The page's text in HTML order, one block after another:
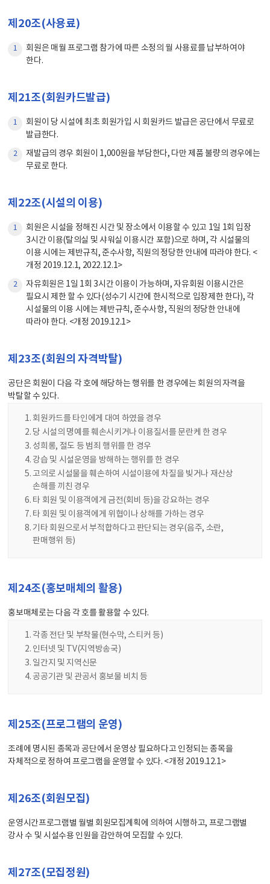
제20조(사용료)
1
회원은 매월 프로그램 참가에 따른 소정의 월 사용료를 납부하여야
한다.
제21조(회원카드발급)
1
회원이 당 시설에 최초 회원가입 시 회원카드 발급은 공단에서 무료로
발급한다.
2
재발급의 경우 회원이 1,000원을 부담한다, 다만 제품 불량의 경우에는
무료로 한다.
제22조(시설의 이용)
1
회원은 시설을 정해진 시간 및 장소에서 이용할 수 있고 1일 1회 입장
3시간 이용(탈의실 및 샤워실 이용시간 포함)으로 하며, 각 시설물의
이용 시에는 제반규칙, 준수사항, 직원의 정당한 안내에 따라야 한다. <
개정 2019.12.1, 2022.12.1>
2
자유회원은 1일 1회 3시간 이용이 가능하며, 자유회원 이용시간은
필요시 제한 할 수 있다(성수기 시간에 한시적으로 입장제한 한다), 각
시설물의 이용 시에는 제반규칙, 준수사항, 직원의 정당한 안내에
따라야 한다. <개정 2019.12.1>
제23조(회원의 자격박탈)
공단은 회원이 다음 각 호에 해당하는 행위를 한 경우에는 회원의 자격을
박탈할 수 있다.
회원카드를 타인에게 대여 하였을 경우
당 시설의 명예를 훼손시키거나 이용질서를 문란케 한 경우
성희롱, 절도 등 범죄 행위를 한 경우
강습 및 시설운영을 방해하는 행위를 한 경우
고의로 시설물을 훼손하여 시설이용에 차질을 빚거나 재산상
손해를 끼친 경우
타 회원 및 이용객에게 금전(회비 등)을 강요하는 경우
타 회원 및 이용객에게 위협이나 상해를 가하는 경우
기타 회원으로서 부적합하다고 판단되는 경우(음주, 소란,
판매행위 등)
제24조(홍보매체의 활용)
홍보매체로는 다음 각 호를 활용할 수 있다.
각종 전단 및 부착물(현수막, 스티커 등)
인터넷 및 TV(지역방송국)
일간지 및 지역신문
공공기관 및 관공서 홍보물 비치 등
제25조(프로그램의 운영)
조례에 명시된 종목과 공단에서 운영상 필요하다고 인정되는 종목을
자체적으로 정하여 프로그램을 운영할 수 있다. <개정 2019.12.1>
제26조(회원모집)
운영시간프로그램별 월별 회원모집계획에 의하여 시행하고, 프로그램별
강사 수 및 시설수용 인원을 감안하여 모집할 수 있다.
제27조(모집정원)